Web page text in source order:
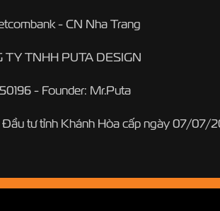
- CN Nha Trang
TY TNHH PUTA DESIGN
- Founder: Mr.Puta
tư tỉnh Khánh Hòa cấp ngày 07/07/